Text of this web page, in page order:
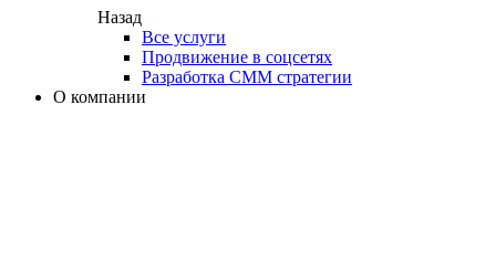
Назад
Все услуги
Продвижение в соцсетях
Разработка СММ стратегии
О компании